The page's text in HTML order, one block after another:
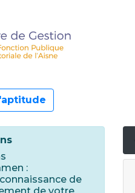
:
de